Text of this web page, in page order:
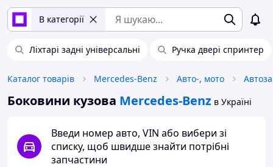
В категорії
Ліхтарі задні універсальні Ручка двері спринтер
Каталог товарів Mercedes-Benz Авто-, мото
Боковини кузова Mercedes-Benz в Україні
Введи номер авто, VIN або вибери зі
списку, щоб швидше знайти потрібні
запчастини